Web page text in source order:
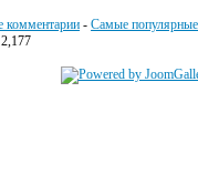
комментарии - Самые популярные